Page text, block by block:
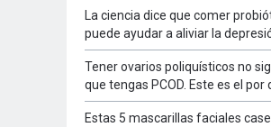
La ciencia dice que comer
puede ayudar a aliviar la
Tener ovarios poliquísticos no
que tengas PCOD. Este es el por
Estas 5 mascarillas faciales